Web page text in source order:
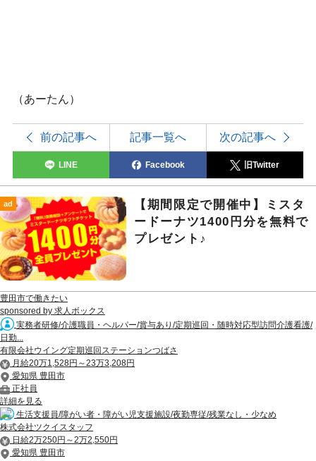
（あーたん）
前の記事へ 記事一覧へ 次の記事へ
LINE Facebook 旧Twitter
ad
【期間限定で開催中】ミスタ
ードーナツ1400円分を無料で
プレゼント♪
豊田市で働きたい
sponsored by 求人ボックス
実務者研修/介護職員・ヘルパー/賞与あり/定期巡回・随時対応型訪問介護看護/
日勤...
有限会社ウイング定期巡回ステーションつばさ
月給20万1,528円～23万3,208円
愛知県 豊田市
正社員
詳細を見る
生活支援員/障がい者・障がい児支援施設/夜勤専従/残業なし・少なめ
株式会社ツクイスタッフ
日給2万250円～2万2,550円
愛知県 豊田市